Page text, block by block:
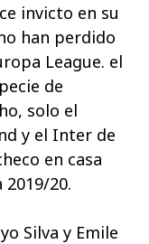
invicto en su
han perdido
League. el
de
solo el
y el Inter de
en casa
20.
Silva y Emile